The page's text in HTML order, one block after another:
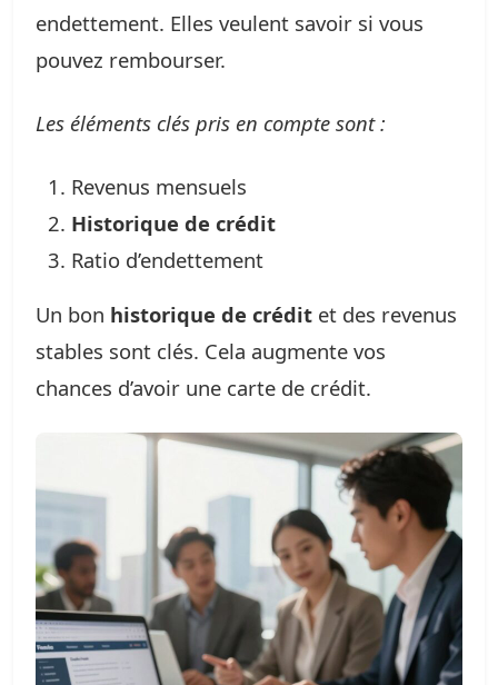
endettement. Elles veulent savoir si vous
pouvez rembourser.
Les éléments clés pris en compte sont :
Revenus mensuels
Historique de crédit
Ratio d’endettement
Un bon historique de crédit et des revenus
stables sont clés. Cela augmente vos
chances d’avoir une carte de crédit.